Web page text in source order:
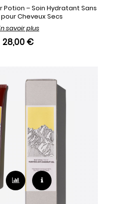
Potion – Soin Hydratant Sans
Cheveux Secs
savoir plus
28,00 €